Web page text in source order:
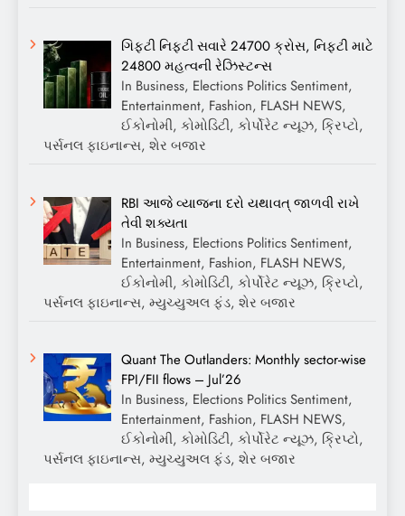
ગિફ્ટી નિફ્ટી સવારે 24700 ક્રોસ, નિફ્ટી માટે
24800 મહત્વની રેઝિસ્ટન્સ
In Business, Elections Politics Sentiment,
Entertainment, Fashion, FLASH NEWS,
ઈકોનોમી, કોમોડિટી, કોર્પોરેટ ન્યૂઝ, ક્રિપ્ટો,
પર્સનલ ફાઇનાન્સ, શેર બજાર
RBI આજે વ્યાજના દરો યથાવત્ જાળવી રાખે
તેવી શક્યતા
In Business, Elections Politics Sentiment,
Entertainment, Fashion, FLASH NEWS,
ઈકોનોમી, કોમોડિટી, કોર્પોરેટ ન્યૂઝ, ક્રિપ્ટો,
પર્સનલ ફાઇનાન્સ, મ્યુચ્યુઅલ ફંડ, શેર બજાર
Quant The Outlanders: Monthly sector-wise
FPI/FII flows – Jul’26
In Business, Elections Politics Sentiment,
Entertainment, Fashion, FLASH NEWS,
ઈકોનોમી, કોમોડિટી, કોર્પોરેટ ન્યૂઝ, ક્રિપ્ટો,
પર્સનલ ફાઇનાન્સ, મ્યુચ્યુઅલ ફંડ, શેર બજાર